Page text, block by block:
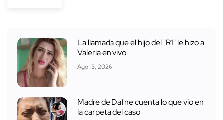
La llamada que el hijo del "R1" le hizo a
Valeria en vivo
Ago. 3, 2026
Madre de Dafne cuenta lo que vio en
la carpeta del caso